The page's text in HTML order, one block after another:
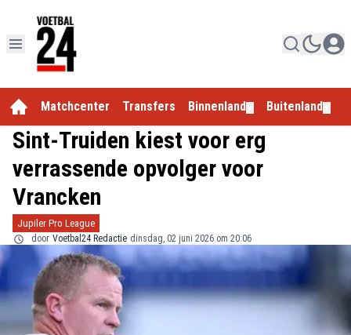
Matchcenter Transfers Binnenland Buitenland
Sint-Truiden kiest voor erg
verrassende opvolger voor
Vrancken
Jupiler Pro League
door Voetbal24 Redactie dinsdag, 02 juni 2026 om 20:06